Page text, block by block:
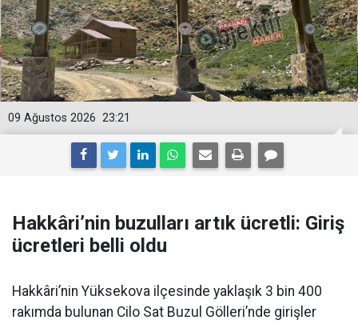
23:21
09 Ağustos 2026
Hakkâri’nin buzulları artık ücretli: Giriş
ücretleri belli oldu
Hakkâri’nin Yüksekova ilçesinde yaklaşık 3 bin 400
rakımda bulunan Cilo Sat Buzul Gölleri’nde girişler